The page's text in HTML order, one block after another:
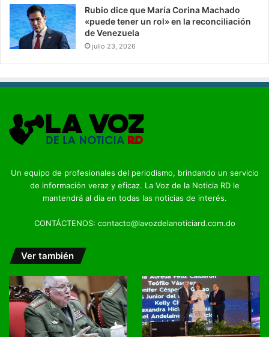
Rubio dice que María Corina Machado
«puede tener un rol» en la reconciliación
de Venezuela
julio 23, 2026
Un equipo de profesionales del periodismo, brindando un servicio
de información veraz y eficaz. La Voz de la Noticia RD le
mantendrá al día en todas las noticias de interés.
CONTÁCTENOS: contacto@lavozdelanoticiard.com.do
Ver también